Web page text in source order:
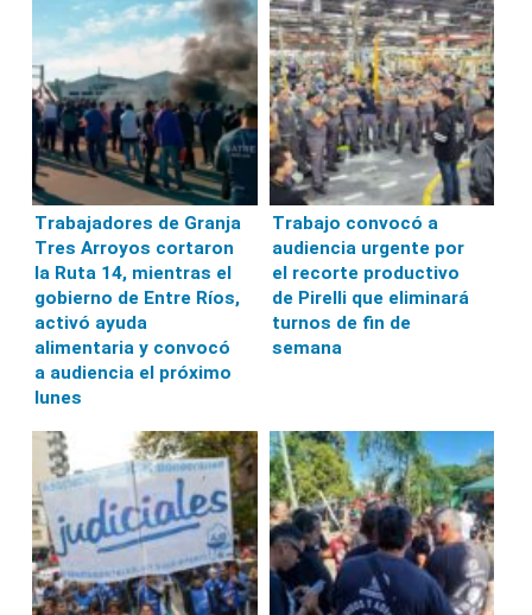
Trabajadores de Granja
Tres Arroyos cortaron
la Ruta 14, mientras el
gobierno de Entre Ríos,
activó ayuda
alimentaria y convocó
a audiencia el próximo
lunes
Trabajo convocó a
audiencia urgente por
el recorte productivo
de Pirelli que eliminará
turnos de fin de
semana